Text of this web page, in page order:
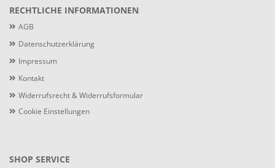
RECHTLICHE INFORMATIONEN
AGB
Datenschutzerklärung
Impressum
Kontakt
Widerrufsrecht & Widerrufsformular
Cookie Einstellungen
SHOP SERVICE